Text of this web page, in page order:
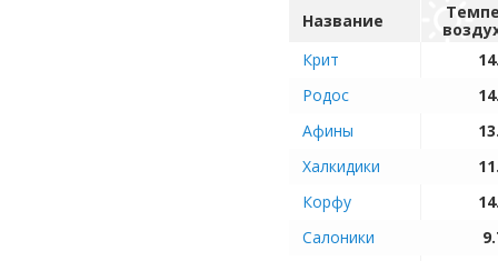
Название
Крит
Родос
Афины
Халкидики
Корфу
Салоники